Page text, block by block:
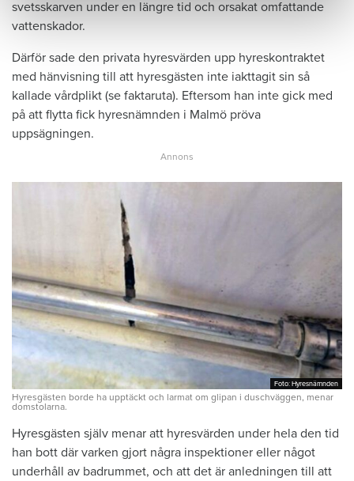
svetsskarven under en längre tid och orsakat omfattande
vattenskador.
Därför sade den privata hyresvärden upp hyreskontraktet
med hänvisning till att hyresgästen inte iakttagit sin så
kallade vårdplikt (se faktaruta). Eftersom han inte gick med
på att flytta fick hyresnämnden i Malmö pröva
uppsägningen.
Foto: Hyresnämnden
Foto: Hyresnämnden
Hyresgästen borde ha upptäckt och larmat om glipan i duschväggen, menar
domstolarna.
Hyresgästen själv menar att hyresvärden under hela den tid
han bott där varken gjort några inspektioner eller något
underhåll av badrummet, och att det är anledningen till att